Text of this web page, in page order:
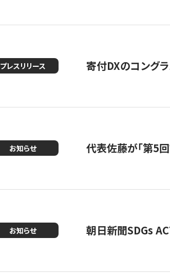
プレスリリース 寄付DXのコング
お知らせ 代表佐藤が「第5
お知らせ 朝日新聞SDGs